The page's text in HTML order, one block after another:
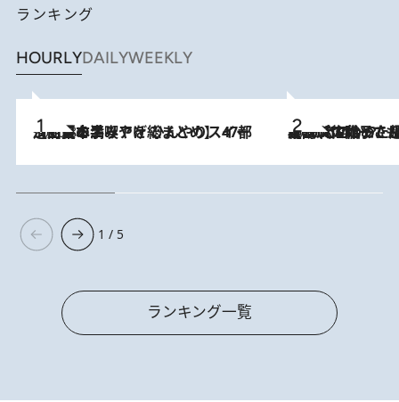
ランキング
HOURLYDAILYWEEKLY
2026.8.5
【西日本エリアを総まとめ】 47都道府県の手みやげ ひんやりスイーツで夏を満喫 2026.8.5
【阿川佐和子さんの年とる力】なぜ70代で始めた趣味は“こんなに楽しい”のか？ ピアノ、俳句…スランプに陥っても続けられる“ある秘訣”とは
1 / 5
ランキング一覧